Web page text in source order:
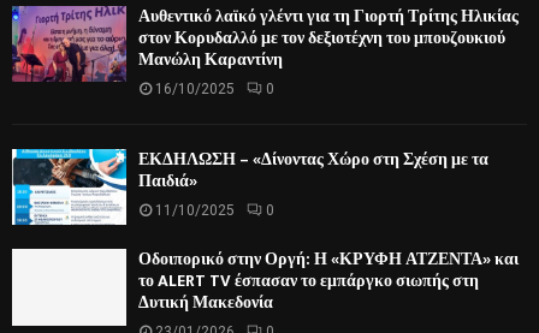
Αυθεντικό λαϊκό γλέντι για τη Γιορτή Τρίτης Ηλικίας
στον Κορυδαλλό με τον δεξιοτέχνη του μπουζουκιού
Μανώλη Καραντίνη
16/10/2025 0
ΕΚΔΗΛΩΣΗ – «Δίνοντας Χώρο στη Σχέση με τα
Παιδιά»
11/10/2025 0
Οδοιπορικό στην Οργή: Η «ΚΡΥΦΗ ΑΤΖΕΝΤΑ» και
το ALERT TV έσπασαν το εμπάργκο σιωπής στη
Δυτική Μακεδονία